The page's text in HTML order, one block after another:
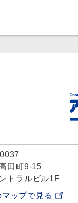
田町9-15
トラルビル1F
ップで見る